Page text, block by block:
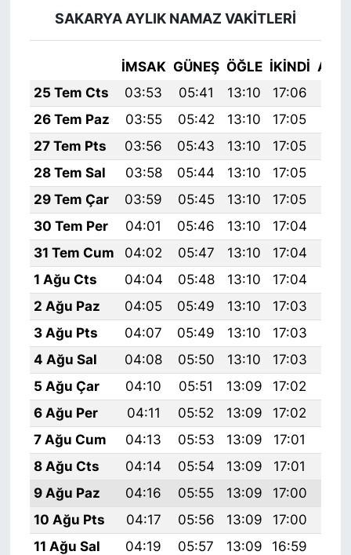
SAKARYA AYLIK NAMAZ VAKITLERI
İMSAK GÜNEŞ ÖĞLE İKINDI
25 Tem Cts
03:53 05:41 13:10 17:06
26 Tem Paz
03:55 05:42 13:10 17:05
27 Tem Pts
03:56 05:43 13:10 17:05
28 Tem Sal
03:58 05:44 13:10 17:05
29 Tem Çar
03:59 05:45 13:10 17:05
30 Tem Per
04:01 05:46 13:10 17:04
31 Tem Cum
04:02 05:47 13:10 17:04
1 Ağu Cts
04:04 05:48 13:10 17:04
2 Ağu Paz
04:05 05:49 13:10 17:03
3 Ağu Pts
04:07 05:49 13:10 17:03
4 Ağu Sal
04:08 05:50 13:10 17:03
5 Ağu Çar
04:10 05:51 13:09 17:02
6 Ağu Per
04:11 05:52 13:09 17:02
7 Ağu Cum
04:13 05:53 13:09 17:01
8 Ağu Cts
04:14 05:54 13:09 17:01
9 Ağu Paz
04:16 05:55 13:09 17:00
10 Ağu Pts
04:17 05:56 13:09 17:00
11 Ağu Sal
04:19 05:57 13:09 16:59